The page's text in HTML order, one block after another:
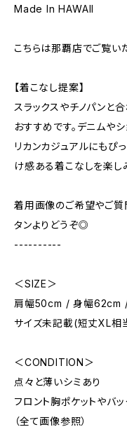
Made In HAWAII
こちらは那覇店でご覧い
【着こなし提案】
スラックスやチノパンと
おすすめです。デニムや
リカンカジュアルにもぴ
け感ある着こなしを楽し
着用画像のご希望やご質
タンよりどうぞ◎
----------
＜SIZE＞
肩幅50cm / 身幅62cm
サイズ未記載(短丈XL相
＜CONDITION＞
点々と薄いシミあり
フロント胸ポケットやバ
（全て画像参照）